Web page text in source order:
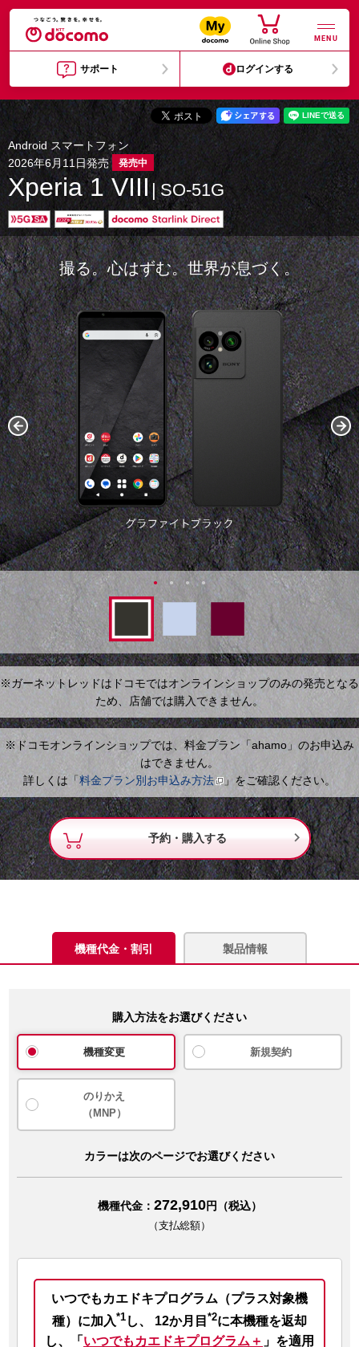
MENU
サポート ログインする
Android スマートフォン
2026年6月11日発売 発売中
Xperia 1 VIIISO-51G
撮る。心はずむ。世界が息づく。​
※ガーネットレッドはドコモではオンラインショップのみの発売となる
ため、店舗では購入できません。
※ドコモオンラインショップでは、料金プラン「ahamo」のお申込み
はできません。
詳しくは「料金プラン別お申込み方法 」をご確認ください。
予約・購入する 
機種代金・割引 製品情報
購入方法をお選びください
機種変更 新規契約
のりかえ
（MNP）
カラーは次のページでお選びください
機種代金： 272,910円（税込）
（支払総額）
いつでもカエドキプログラム（プラス対象機
種）に加入*1 し、 12か月目 *2に本機種を返却
し、
「 いつでもカエドキプログラム＋ 」を適用